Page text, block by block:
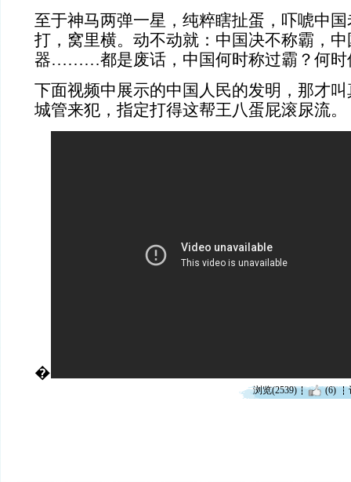
至于神马两弹一星，纯粹瞎扯蛋，吓唬中
打，窝里横。动不动就：中国决不称霸，
器………都是废话，中国何时称过霸？何时
下面视频中展示的中国人民的发明，那才
城管来犯，指定打得这帮王八蛋屁滚尿流。
�
浏览(2539) (6)